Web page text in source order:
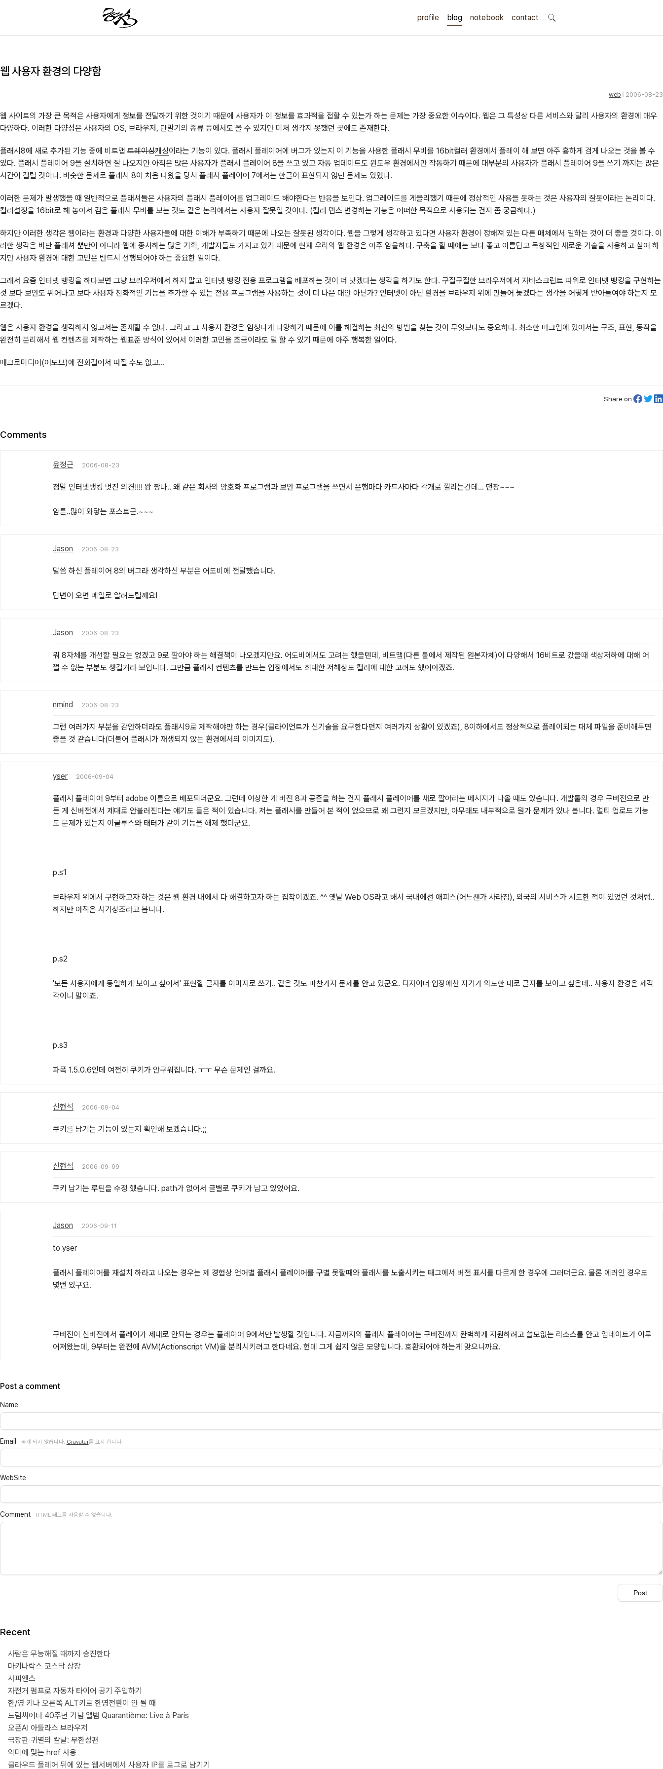
profile blog notebook contact
search
웹 사용자 환경의 다양함
web | 2006-08-23
웹 사이트의 가장 큰 목적은 사용자에게 정보를 전달하기 위한 것이기 때문에 사용자가 이 정보를 효과적을 접할 수 있는가 하는 문제는 가장 중요한 이슈이다. 웹은 그 특성상 다른 서비스와 달리 사용자의 환경에 매우
다양하다. 이러한 다양성은 사용자의 OS, 브라우저, 단말기의 종류 등에서도 올 수 있지만 미처 생각지 못했던 곳에도 존재한다.
플래시8에 새로 추가된 기능 중에 비트맵 트레이싱캐싱이라는 기능이 있다. 플래시 플레이어에 버그가 있는지 이 기능을 사용한 플래시 무비를 16bit컬러 환경에서 플레이 해 보면 아주 흉하게 검게 나오는 것을 볼 수
있다. 플래시 플레이어 9을 설치하면 잘 나오지만 아직은 많은 사용자가 플래시 플레이어 8을 쓰고 있고 자동 업데이트도 윈도우 환경에서만 작동하기 때문에 대부분의 사용자가 플래시 플레이어 9을 쓰기 까지는 많은
시간이 걸릴 것이다. 비슷한 문제로 플래시 8이 처음 나왔을 당시 플래시 플레이어 7에서는 한글이 표현되지 않던 문제도 있었다.
이러한 문제가 발생했을 때 일반적으로 플래셔들은 사용자의 플래시 플레이어를 업그레이드 해야한다는 반응을 보인다. 업그레이드를 게을리했기 때문에 정상적인 사용을 못하는 것은 사용자의 잘못이라는 논리이다.
컬러설정을 16bit로 해 놓아서 검은 플래시 무비를 보는 것도 같은 논리에서는 사용자 잘못일 것이다. (컬러 뎁스 변경하는 기능은 어떠한 목적으로 사용되는 건지 좀 궁금하다.)
하지만 이러한 생각은 웹이라는 환경과 다양한 사용자들에 대한 이해가 부족하기 때문에 나오는 잘못된 생각이다. 웹을 그렇게 생각하고 있다면 사용자 환경이 정해져 있는 다른 매체에서 일하는 것이 더 좋을 것이다. 이
러한 생각은 비단 플래셔 뿐만이 아니라 웹에 종사하는 많은 기획, 개발자들도 가지고 있기 때문에 현재 우리의 웹 환경은 아주 암울하다. 구축을 할 때에는 보다 좋고 아름답고 독창적인 새로운 기술을 사용하고 싶어 하
지만 사용자 환경에 대한 고민은 반드시 선행되어야 하는 중요한 일이다.
그래서 요즘 인터넷 뱅킹을 하다보면 그냥 브라우저에서 하지 말고 인터넷 뱅킹 전용 프로그램을 배포하는 것이 더 낫겠다는 생각을 하기도 한다. 구질구질한 브라우저에서 자바스크립트 따위로 인터넷 뱅킹을 구현하는
것 보다 보안도 뛰어나고 보다 사용자 친화적인 기능을 추가할 수 있는 전용 프로그램을 사용하는 것이 더 나은 대안 아닌가? 인터넷이 아닌 환경을 브라우저 위에 만들어 놓겠다는 생각을 어떻게 받아들여야 하는지 모
르겠다.
웹은 사용자 환경을 생각하지 않고서는 존재할 수 없다. 그리고 그 사용자 환경은 엄청나게 다양하기 때문에 이를 해결하는 최선의 방법을 찾는 것이 무엇보다도 중요하다. 최소한 마크업에 있어서는 구조, 표현, 동작을
완전히 분리해서 웹 컨텐츠를 제작하는 웹표준 방식이 있어서 이러한 고민을 조금이라도 덜 할 수 있기 때문에 아주 행복한 일이다.
매크로미디어(어도브)에 전화걸어서 따질 수도 없고...
Share on
Comments
윤정근 2006-08-23
정말 인터넷뱅킹 멋진 의견!!!! 왕 짱나.. 왜 같은 회사의 암호화 프로그램과 보안 프로그램을 쓰면서 은행마다 카드사마다 각개로 깔리는건데... 댄장~~~
암튼..많이 와닿는 포스트군.~~~
Jason 2006-08-23
말씀 하신 플레이어 8의 버그라 생각하신 부분은 어도비에 전달했습니다.
답변이 오면 메일로 알려드릴께요!
Jason 2006-08-23
뭐 8자체를 개선할 필요는 없겠고 9로 깔아야 하는 해결책이 나오겠지만요. 어도비에서도 고려는 했을텐데, 비트맵(다른 툴에서 제작된 원본자체)이 다양해서 16비트로 갔을때 색상저하에 대해 어
쩔 수 없는 부분도 생길거라 보입니다. 그만큼 플래시 컨텐츠를 만드는 입장에서도 최대한 저해상도 컬러에 대한 고려도 했어야겠죠.
nmind 2006-08-23
그런 여러가지 부분을 감안하더라도 플래시9로 제작해야만 하는 경우(클라이언트가 신기술을 요구한다던지 여러가지 상황이 있겠죠), 8이하에서도 정상적으로 플레이되는 대체 파일을 준비해두면
좋을 것 같습니다(더불어 플래시가 재생되지 않는 환경에서의 이미지도).
yser 2006-09-04
플래시 플레이어 9부터 adobe 이름으로 배포되더군요. 그런데 이상한 게 버전 8과 공존을 하는 건지 플래시 플레이어를 새로 깔아라는 메시지가 나올 때도 있습니다. 개발툴의 경우 구버전으로 만
든 게 신버전에서 제대로 안불러진다는 얘기도 들은 적이 있습니다. 저는 플래시를 만들어 본 적이 없으므로 왜 그런지 모르겠지만, 아무래도 내부적으로 뭔가 문제가 있나 봅니다. 멀티 업로드 기능
도 문제가 있는지 이글루스와 태터가 같이 기능을 해제 했더군요.
p.s1
브라우저 위에서 구현하고자 하는 것은 웹 환경 내에서 다 해결하고자 하는 집착이겠죠. ^^ 옛날 Web OS라고 해서 국내에선 애피스(어느샌가 사라짐), 외국의 서비스가 시도한 적이 있었던 것처럼..
하지만 아직은 시기상조라고 봅니다.
p.s2
'모든 사용자에게 동일하게 보이고 싶어서' 표현할 글자를 이미지로 쓰기.. 같은 것도 마찬가지 문제를 안고 있군요. 디자이너 입장에선 자기가 의도한 대로 글자를 보이고 싶은데.. 사용자 환경은 제각
각이니 말이죠.
p.s3
파폭 1.5.0.6인데 여전히 쿠키가 안구워집니다. ㅜㅜ 무슨 문제인 걸까요.
신현석 2006-09-04
쿠키를 남기는 기능이 있는지 확인해 보겠습니다.;;
신현석 2006-09-09
쿠키 남기는 루틴을 수정 했습니다. path가 없어서 글별로 쿠키가 남고 있었어요.
Jason 2006-09-11
to yser
플래시 플레이어를 재설치 하라고 나오는 경우는 제 경험상 언어별 플래시 플레이어를 구별 못할때와 플래시를 노출시키는 태그에서 버전 표시를 다르게 한 경우에 그러더군요. 물론 에러인 경우도
몇번 있구요.
구버전이 신버전에서 플레이가 제대로 안되는 경우는 플레이어 9에서만 발생할 것입니다. 지금까지의 플래시 플레이어는 구버전까지 완벽하게 지원하려고 쓸모없는 리소스를 안고 업데이트가 이루
어져왔는데, 9부터는 완전에 AVM(Actionscript VM)을 분리시키려고 한다네요. 헌데 그게 쉽지 않은 모양입니다. 호환되어야 하는게 맞으니까요.
Post a comment
Name
Email 공개 되지 않습니다. Gravatar를 표시 합니다.
WebSite
Comment HTML 태그를 사용할 수 없습니다.
Recent
사람은 무능해질 때까지 승진한다
마키나락스 코스닥 상장
사피엔스
자전거 펌프로 자동차 타이어 공기 주입하기
한/영 키나 오른쪽 ALT키로 한영전환이 안 될 때
드림씨어터 40주년 기념 앨범 Quarantième: Live à Paris
오픈AI 아틀라스 브라우저
극장판 귀멸의 칼날: 무한성편
의미에 맞는 href 사용
클라우드 플레어 뒤에 있는 웹서버에서 사용자 IP를 로그로 남기기